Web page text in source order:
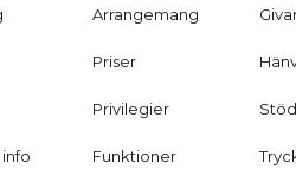
Arrangemang
Priser
Privilegier
Funktioner
Stöd